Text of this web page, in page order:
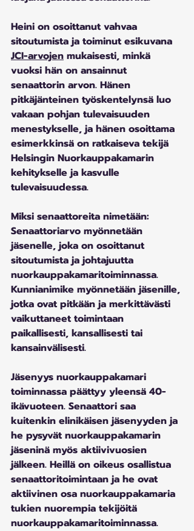
Heini on osoittanut vahvaa
sitoutumista ja toiminut esikuvana
JCI-arvojen mukaisesti, minkä
vuoksi hän on ansainnut
senaattorin arvon. Hänen
pitkäjänteinen työskentelynsä luo
vakaan pohjan tulevaisuuden
menestykselle, ja hänen osoittama
esimerkkinsä on ratkaiseva tekijä
Helsingin Nuorkauppakamarin
kehitykselle ja kasvulle
tulevaisuudessa.
Miksi senaattoreita nimetään:
Senaattoriarvo myönnetään
jäsenelle, joka on osoittanut
sitoutumista ja johtajuutta
nuorkauppakamaritoiminnassa.
Kunnianimike myönnetään jäsenille,
jotka ovat pitkään ja merkittävästi
vaikuttaneet toimintaan
paikallisesti, kansallisesti tai
kansainvälisesti.
Jäsenyys nuorkauppakamari
toiminnassa päättyy yleensä 40-
ikävuoteen. Senaattori saa
kuitenkin elinikäisen jäsenyyden ja
he pysyvät nuorkauppakamarin
jäseninä myös aktiivivuosien
jälkeen. Heillä on oikeus osallistua
senaattoritoimintaan ja he ovat
aktiivinen osa nuorkauppakamaria
tukien nuorempia tekijöitä
nuorkauppakamaritoiminnassa.